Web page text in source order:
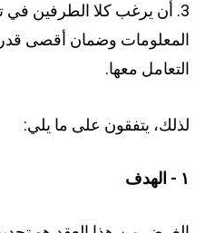
أن يرغب كلا الطرفين في
المعلومات وضمان أقصى
التعامل معها.
لذلك، يتفقون على ما يلي:
١ - الهدف